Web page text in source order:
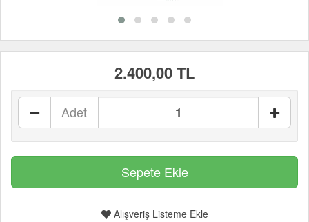
2.400,00 TL
Adet
Alışveriş Listeme Ekle